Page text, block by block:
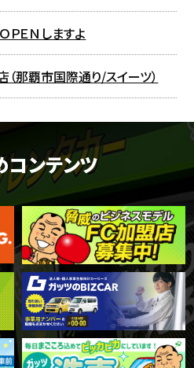
ＰＥＮしますよ
那覇市国際通り/スイーツ）
コンテンツ